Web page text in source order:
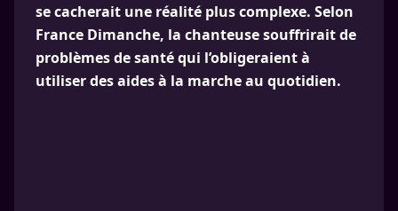
se cacherait une réalité plus complexe. Selon
France Dimanche, la chanteuse souffrirait de
problèmes de santé qui l’obligeraient à
utiliser des aides à la marche au quotidien.